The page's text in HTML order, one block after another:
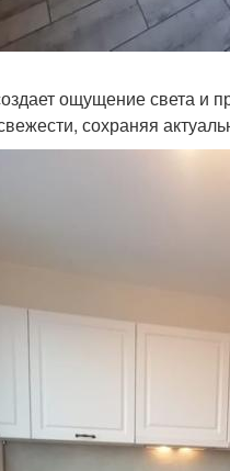
ощущение света и
сохраняя